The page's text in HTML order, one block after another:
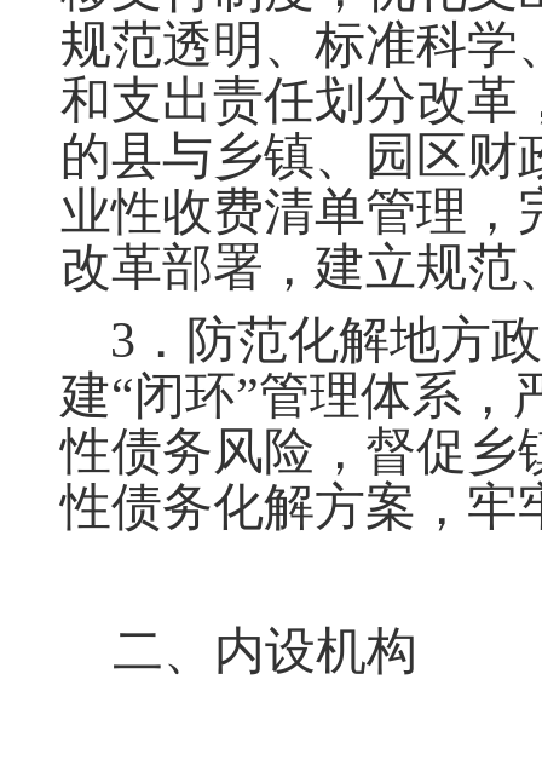
规范透明、标准科学
和支出责任划分改革
的县与乡镇、园区财
业性收费清单管理 ，
改革部署 ， 建立规范
3．防范化解地方
建“闭环”管理体系 ，
性债务风险 ， 督促乡
性债务化解方案，牢
二、内设机构